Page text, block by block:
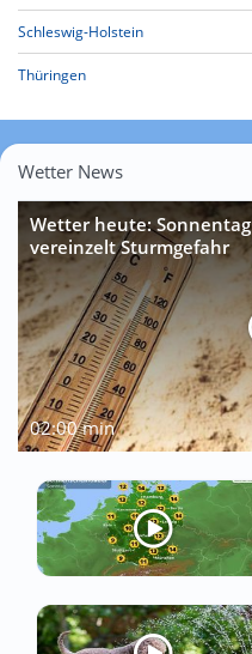
Schleswig-Holstein
Thüringen
Wetter News
Wetter heute:
vereinzelt Sturmgefahr
02:00 min